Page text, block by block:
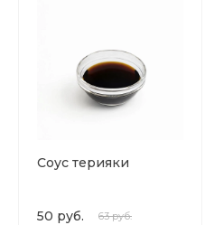
Соус терияки
50 руб. 63 руб.